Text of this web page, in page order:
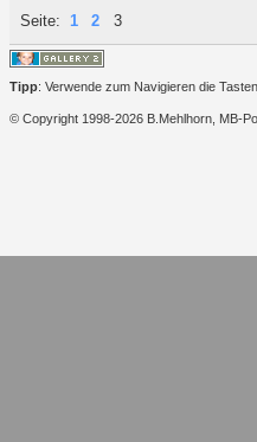
Seite: 1 2 3
Tipp: Verwende zum Navigieren die Tasten
© Copyright 1998-2026 B.Mehlhorn, MB-